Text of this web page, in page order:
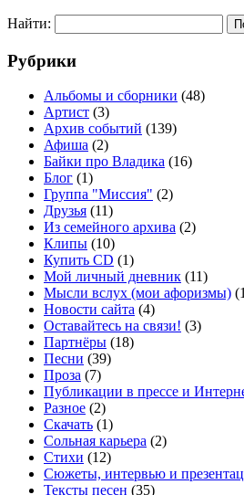
Найти:
Рубрики
Альбомы и сборники (48)
Артист (3)
Архив событий (139)
Афиша (2)
Байки про Владика (16)
Блог (1)
Группа "Миссия" (2)
Друзья (11)
Из семейного архива (2)
Клипы (10)
Купить CD (1)
Мой личный дневник (11)
Мысли вслух (мои афоризмы)
Новости сайта (4)
Оставайтесь на связи! (3)
Партнёры (18)
Песни (39)
Проза (7)
Публикации в прессе и
Разное (2)
Скачать (1)
Сольная карьера (2)
Стихи (12)
Сюжеты, интервью и
Тексты песен (35)